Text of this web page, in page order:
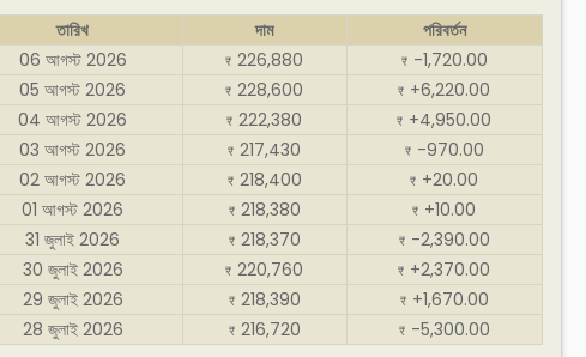
তারিখ দাম
পরিবর্তন
06 আগস্ট 2026
₹ 226,880 ₹ -1,720.00
05 আগস্ট 2026
₹ 228,600 ₹ +6,220.00
04 আগস্ট 2026
₹ 222,380 ₹ +4,950.00
03 আগস্ট 2026
₹ 217,430 ₹ -970.00
02 আগস্ট 2026
₹ 218,400 ₹ +20.00
01 আগস্ট 2026
₹ 218,380 ₹ +10.00
31 জুলাই 2026
₹ 218,370 ₹ -2,390.00
30 জুলাই 2026
₹ 220,760 ₹ +2,370.00
29 জুলাই 2026
₹ 218,390 ₹ +1,670.00
28 জুলাই 2026
₹ 216,720 ₹ -5,300.00